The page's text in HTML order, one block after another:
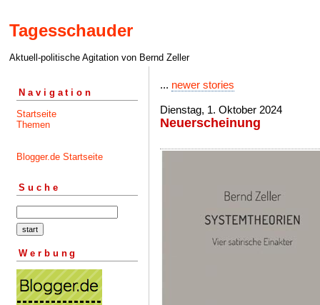
Tagesschauder
Aktuell-politische Agitation von Bernd Zeller
Navigation
Startseite
Themen
Blogger.de Startseite
Suche
Werbung
... newer stories
Dienstag, 1. Oktober 2024
Neuerscheinung